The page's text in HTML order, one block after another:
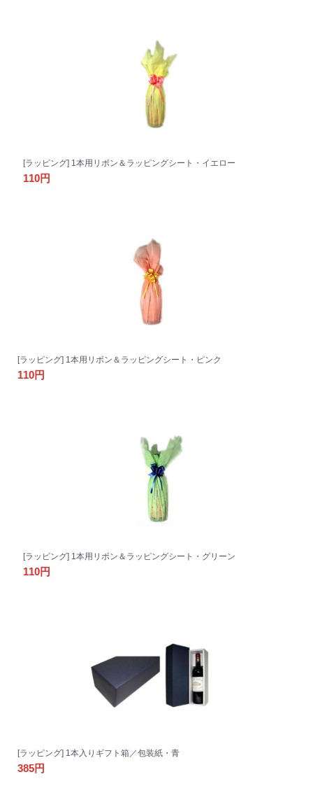
[ラッピング] 1本用リボン＆ラッピングシート・イエロー
110円
[ラッピング] 1本用リボン＆ラッピングシート・ピンク
110円
[ラッピング] 1本用リボン＆ラッピングシート・グリーン
110円
[ラッピング] 1本入りギフト箱／包装紙・青
385円
お買い物を続ける